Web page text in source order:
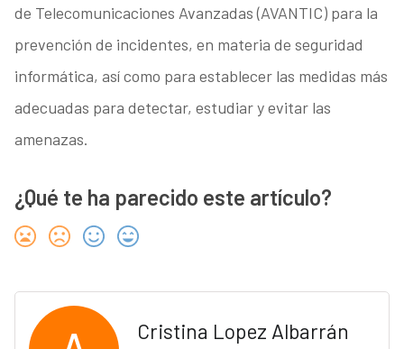
de Telecomunicaciones Avanzadas (AVANTIC) para la
prevención de incidentes, en materia de seguridad
informática, así como para establecer las medidas más
adecuadas para detectar, estudiar y evitar las
amenazas.
¿Qué te ha parecido este artículo?
Cristina Lopez Albarrán